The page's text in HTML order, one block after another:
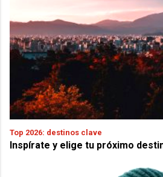
Top 2026: destinos clave
Inspírate y elige tu próximo